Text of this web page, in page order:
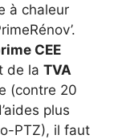
à chaleur
CEE
de la TVA
(contre 20
plus
PTZ), il faut